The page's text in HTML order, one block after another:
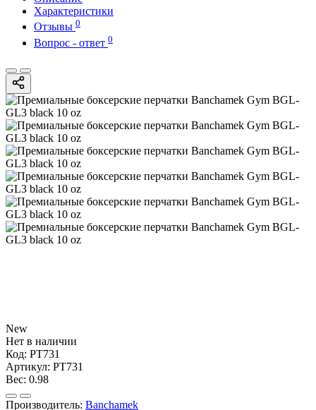
Характеристики
Отзывы 0
Вопрос - ответ 0
New
Нет в наличии
Код: PT731
Артикул: PT731
Вес: 0.98
Производитель: Banchamek